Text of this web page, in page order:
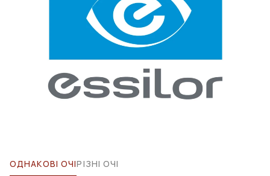
ОДНАКОВІ ОЧІРІЗНІ ОЧІ